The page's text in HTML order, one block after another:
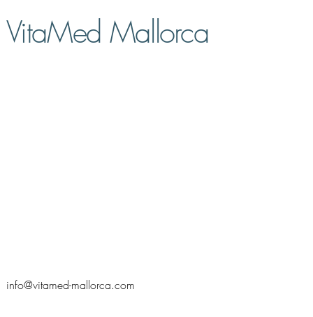
VitaMed Mallorca
info@vitamed-mallorca.com